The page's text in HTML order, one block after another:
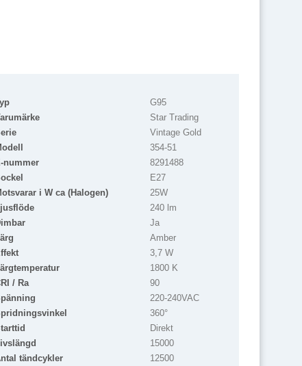
G95
Star Trading
Vintage Gold
354-51
nummer
8291488
E27
i W ca (Halogen)
25W
240 lm
Ja
Amber
3,7 W
1800 K
/ Ra
90
220-240VAC
360°
Direkt
15000
tändcykler
12500